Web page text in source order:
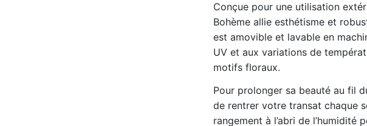
Conçue pour une utilisation
Bohème allie esthétisme et
est amovible et lavable en
UV et aux variations de
motifs floraux.
Pour prolonger sa beauté au fil
de rentrer votre transat chaque
rangement à l’abri de l’humidité